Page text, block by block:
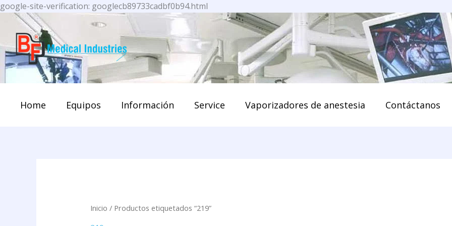
google-site-verification: googlecb89733cadbf0b94.html
contenido
Home Equipos Información Service Vaporizadores de anestesia Contáctanos
Inicio / Productos etiquetados “219”